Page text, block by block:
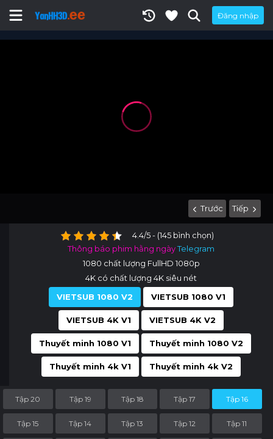
Đăng nhập
Trước Tiếp
4.4/5 - (145 bình chọn)
Thông báo phim hằng ngàyTelegram
1080 chất lượng FullHD 1080p
4K có chất lượng 4K siêu nét
VIETSUB 1080 V2
VIETSUB 1080 V1
VIETSUB 4K V1 VIETSUB 4K V2
Thuyết minh 1080 V1 Thuyết minh 1080 V2
Thuyết minh 4k V1 Thuyết minh 4k V2
Tập 20 Tập 19 Tập 18 Tập 17 Tập 16
Tập 15 Tập 14 Tập 13 Tập 12 Tập 11